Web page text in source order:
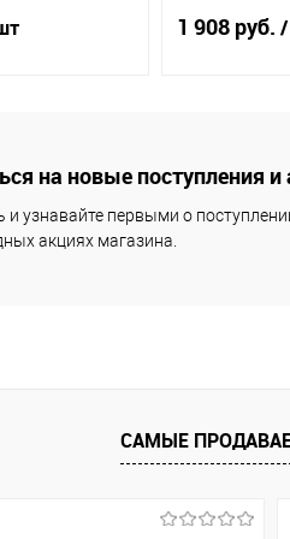
К
сравнению
Под заказ
1 908 руб.
Купить в 1
на новые поступления и
и узнавайте первыми о
акциях магазина.
САМЫЕ